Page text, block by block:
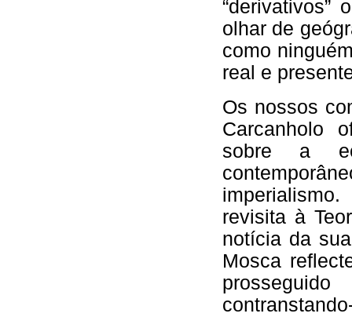
“derivativos”
olhar de
como
real e
Os nossos
Carcanholo
sobre a
revisita à
notícia da
Mosca